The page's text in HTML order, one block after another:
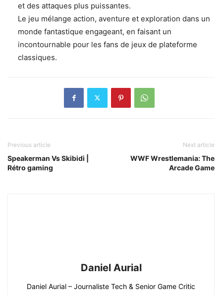
et des attaques plus puissantes.
Le jeu mélange action, aventure et exploration dans un
monde fantastique engageant, en faisant un
incontournable pour les fans de jeux de plateforme
classiques.
Previous article
Speakerman Vs Skibidi |
Rétro gaming
Next article
WWF Wrestlemania: The
Arcade Game
Daniel Aurial
Daniel Aurial – Journaliste Tech & Senior Game Critic